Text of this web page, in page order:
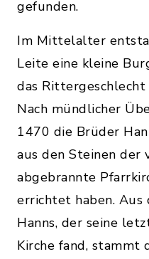
gefunden.
Im Mittelalter
Leite eine kleine
das Rittergeschlecht
Nach mündlicher
1470 die Brüder
aus den Steinen der
abgebrannte
errichtet haben.
Hanns, der seine
Kirche fand, stammt